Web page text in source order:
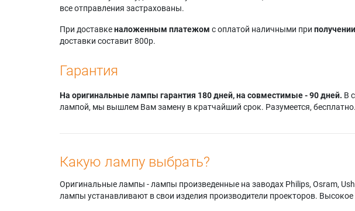
все отправления застрахованы.
При доставкеналоженным платежом с оплатой наличными при получении
доставки составит 800р.
Гарантия
На оригинальные лампы гарантия 180 дней, на совместимые - 90 дней. В
лампой, мы вышлем Вам замену в кратчайший срок. Разумеется, бесплатно.
Какую лампу выбрать?
Оригинальные лампы - лампы произведенные на заводах Philips, Osram,
лампы устанавливают в свои изделия производители проекторов.